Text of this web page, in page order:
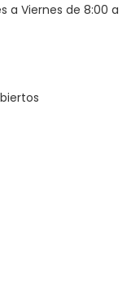
a Viernes de 8:00 a